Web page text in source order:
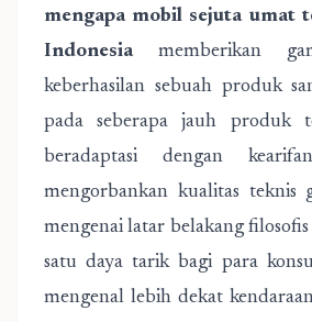
mengapa mobil sejuta umat
Indonesia memberikan
keberhasilan sebuah produk
pada seberapa jauh produk
beradaptasi dengan
mengorbankan kualitas teknis
mengenai latar belakang
satu daya tarik bagi para
mengenal lebih dekat